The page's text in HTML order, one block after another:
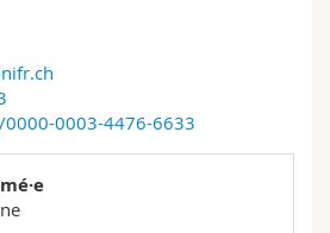
humaines
0003-4476-6633